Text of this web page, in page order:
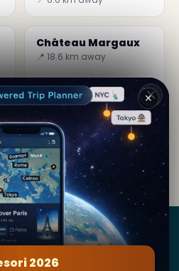
Château Margaux
📍 18.6 km away
Pauillac
verificato · Community Secret
62 lingue
✕
2026